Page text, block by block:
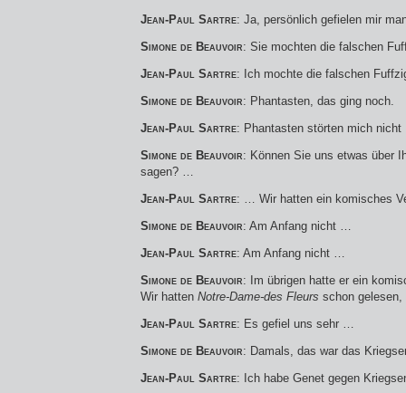
Jean-Paul Sartre: Ja, persönlich gefielen mir
Simone de Beauvoir: Sie mochten die falschen
Jean-Paul Sartre: Ich mochte die falschen
Simone de Beauvoir: Phantasten, das ging noch.
Jean-Paul Sartre: Phantasten störten mich
Simone de Beauvoir: Können Sie uns etwas über
sagen? …
Jean-Paul Sartre: … Wir hatten ein komisches
Simone de Beauvoir: Am Anfang nicht …
Jean-Paul Sartre: Am Anfang nicht …
Simone de Beauvoir: Im übrigen hatte er ein
Wir hatten Notre-Dame-des Fleurs schon
Jean-Paul Sartre: Es gefiel uns sehr …
Simone de Beauvoir: Damals, das war das
Jean-Paul Sartre: Ich habe Genet gegen